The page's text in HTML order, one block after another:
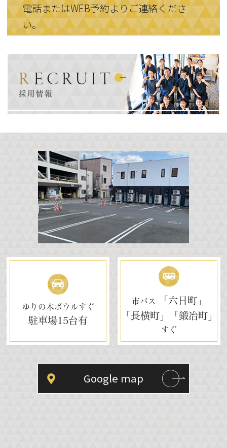
電話またはWEB予約よりご連絡くださ
い。
RECRUIT
採用情報
Google map
ゆりの木ボウルすぐ
駐車場15台有
市バス
「六日町」
「長横町」「鍛冶町」
すぐ